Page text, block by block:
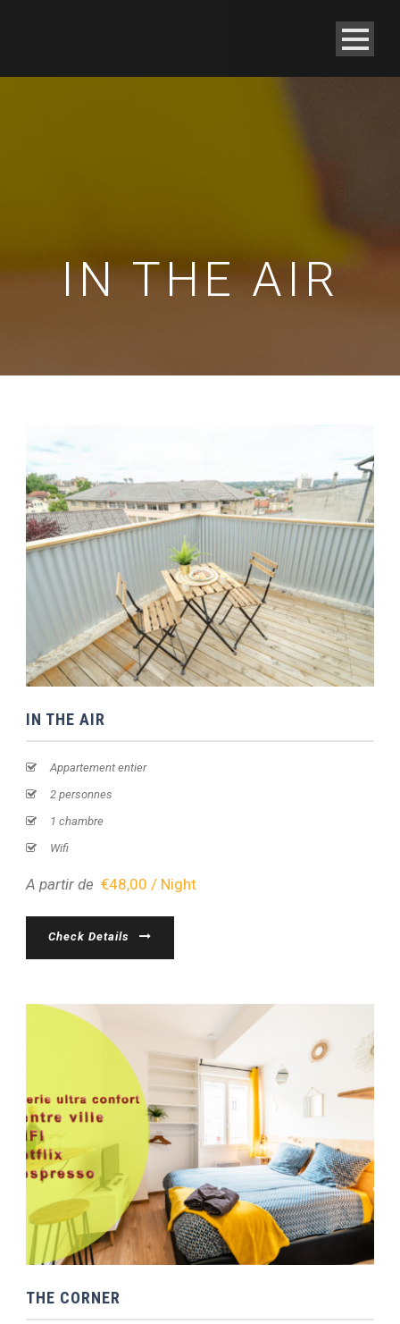
IN THE AIR
IN THE AIR
Appartement entier
2 personnes
1 chambre
Wifi
A partir de €48,00 / Night
Check Details
THE CORNER